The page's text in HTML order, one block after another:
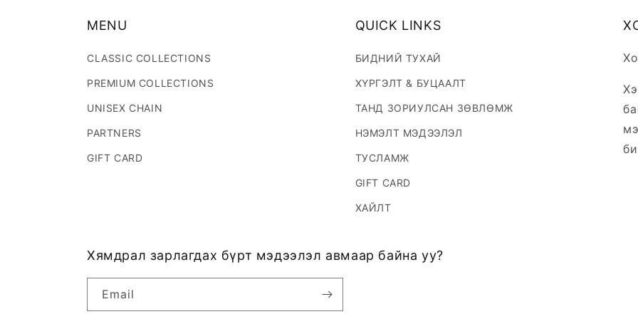
MENU
CLASSIC COLLECTIONS
PREMIUM COLLECTIONS
UNISEX CHAIN
PARTNERS
GIFT CARD
QUICK LINKS
БИДНИЙ ТУХАЙ
ХҮРГЭЛТ & БУЦААЛТ
ТАНД ЗОРИУЛСАН ЗӨВЛӨМЖ
НЭМЭЛТ МЭДЭЭЛЭЛ
ТУСЛАМЖ
GIFT CARD
ХАЙЛТ
Хямдрал зарлагдах бүрт мэдээлэл авмаар байна уу?
Email